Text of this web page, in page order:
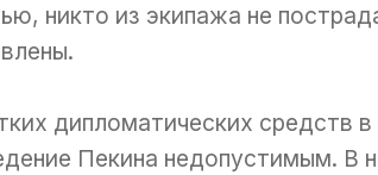
никто из экипажа не
дипломатических средств
Пекина недопустимым. В